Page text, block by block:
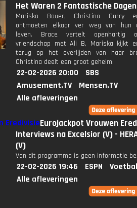
Het Waren 2 Fantastische Dagen
Mariska Bauer, Christina Curry
ontmoeten elkaar ver weg van hun
leven. Brace vertelt openhartig
vriendschap met Ali B, Mariska kijkt
terug op het overlijden van haar
Christina deelt een groot geheim.
22-02-2026 20:00
SBS
Amusement.TV
Mensen.TV
Alle afleveringen
Eurojackpot Vrouwen
Interviews na Excelsior (V) -
(V)
Van dit programma is geen informatie
22-02-2026 19:46 ESPN
Alle afleveringen